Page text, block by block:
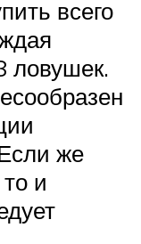
всего
ловушек.
же
и